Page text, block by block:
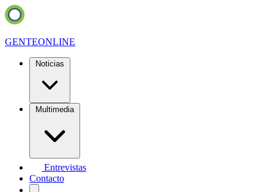
GENTEONLINE
Noticias
Multimedia
Entrevistas
Contacto